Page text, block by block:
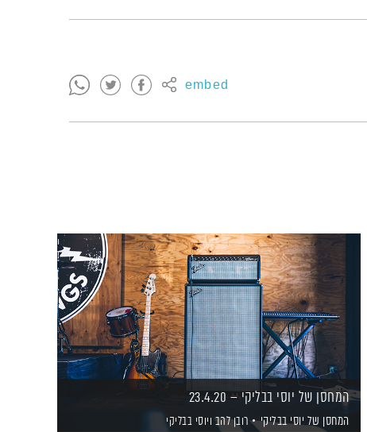
embed
המחסן של יוסי בבליקי – 23.4.20
המחסן של יוסי בבליקי רובן להב ויוסי בבליקי